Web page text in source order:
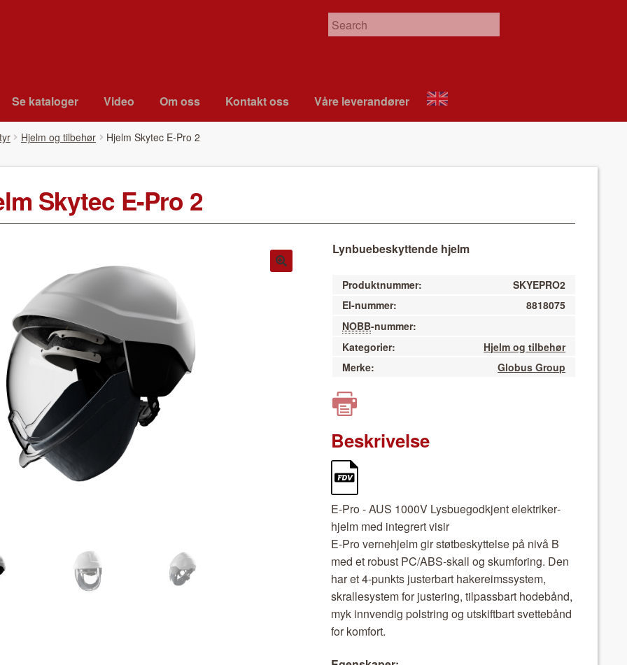
Se kat­a­loger Video Om oss Kon­takt oss Våre leverandør­er
About
VIX
Hjelm og tilbehør Hjelm Skytec E-Pro 2
Skytec E-Pro 2
Lynbuebeskyttende hjelm
Produktnummer:
SKYEPRO2
El-nummer:
8818075
NOBB-nummer:
Kategorier:
Hjelm og tilbehør
Merke:
Globus Group
Beskrivelse
E-Pro - AUS 1000V Lys­bue­god­kjent elek­trik­er­
hjelm med inte­gr­ert visir
E-Pro verne­hjelm gir støtbeskyt­telse på nivå B
med et robust PC/ABS-skall og skum­foring. Den
har et 4-punk­ts juster­bart hak­ereimssys­tem,
skrallesys­tem for jus­ter­ing, tilpass­bart hode­bånd,
myk innvendig pol­string og utskift­bart svet­te­bånd
for kom­fort.